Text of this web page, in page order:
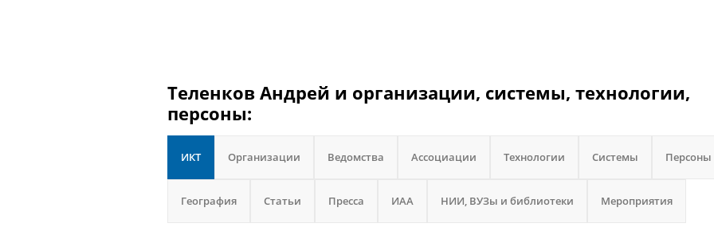
Теленков Андрей и организации, системы, технологии,
персоны:
ИКТ Организации Ведомства Ассоциации Технологии Системы Персоны
География Статьи Пресса ИАА НИИ, ВУЗы и библиотеки Мероприятия